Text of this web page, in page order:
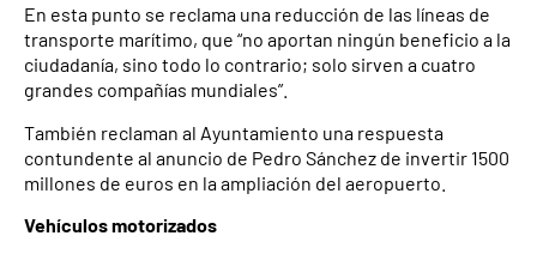
En esta punto se reclama una reducción de las líneas de
transporte marítimo, que “no aportan ningún beneficio a la
ciudadanía, sino todo lo contrario; solo sirven a cuatro
grandes compañías mundiales”.
También reclaman al Ayuntamiento una respuesta
contundente al anuncio de Pedro Sánchez de invertir 1500
millones de euros en la ampliación del aeropuerto.
Vehículos motorizados